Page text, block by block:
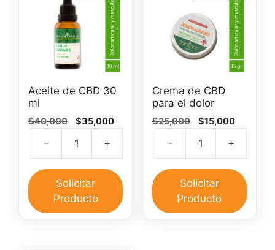
Aceite de CBD 30
ml
$40,000
El
original
era:
$40,000.
$35,000El
es:
$35,000.
-
CBD
30
+
Solicitar
Producto
Crema de CBD
para el dolor
$25,000
El
original
era:
$25,000.
$15,000El
es:
$15,000.
-
CBD
para
+
Solicitar
Producto